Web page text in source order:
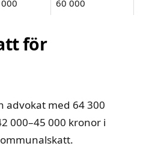
60 000
för
advokat med 64 300
000–45 000 kronor i